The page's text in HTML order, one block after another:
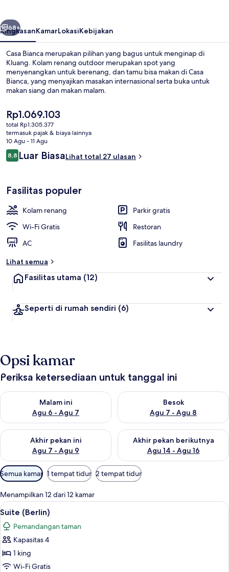
Berikutnya
68+
RingkasanKamarLokasiKebijakan
Casa Bianca merupakan pilihan yang bagus untuk menginap di
Kluang. Kolam renang outdoor merupakan spot yang
menyenangkan untuk berenang, dan tamu bisa makan di Casa
Bianca, yang menyajikan masakan internasional serta buka untuk
makan siang dan makan malam.
Harga
saat
ini
Rp1.069.103
Rp1.069.103
total Rp1.305.377
termasuk pajak & biaya lainnya
10 Agu - 11 Agu
Ulasan
8,88,8 dari 10
Luar BiasaLihat total 27 ulasan
Fasilitas populer
Kolam renang
Parkir gratis
Wi-Fi Gratis
Restoran
AC
Fasilitas laundry
Lihat semua
Fasilitas utama (12)
Seperti di rumah sendiri (6)
Opsi kamar
Periksa ketersediaan untuk tanggal ini
Malam ini
Agu 6 - Agu 7
Periksa ketersediaan untuk malam ini Agu 6 - Agu 7
Besok
Agu 7 - Agu 8
Periksa ketersediaan untuk
Akhir pekan ini
Agu 7 - Agu 9
Periksa ketersediaan untuk akhir pekan ini Agu 7 - Agu 9
Akhir pekan berikutnya
Agu 14 - Agu 16
Periksa ketersediaan untuk
Filter
tersedia
untuk
kamar
Semua kamar 1 tempat tidur 2 tempat tidur
Menampilkan 12 dari 12 kamar
Lihat
semua
foto
untuk
Suite
(Berlin)
Suite (Berlin) | Meja kerja, tirai
5
Suite (Berlin)
Pemandangan taman
Kapasitas 4
1 king
Wi-Fi Gratis